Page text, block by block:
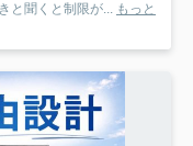
と聞くと制限が... もっと